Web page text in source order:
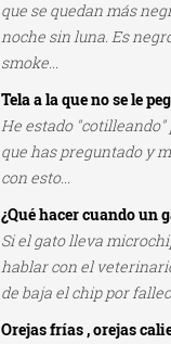
que se quedan más
noche sin luna. Es
smoke...
Tela a la que no se le
He estado
que has preguntado y
con esto...
¿Qué hacer cuando un
Si el gato lleva
hablar con el
de baja el chip por
Orejas frías , orejas